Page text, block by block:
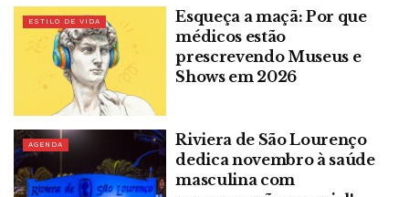
ESTILO DE VIDA
Esqueça a maçã: Por que
médicos estão
prescrevendo Museus e
Shows em 2026
AGENDA
Riviera de São Lourenço
dedica novembro à saúde
masculina com